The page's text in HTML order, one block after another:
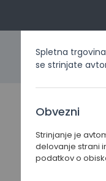
Obvezni
Strinjanje je
delovanje strani
podatkov o
Spletna
se strinjate
Home
ČELADA
FUNCTION
Basic